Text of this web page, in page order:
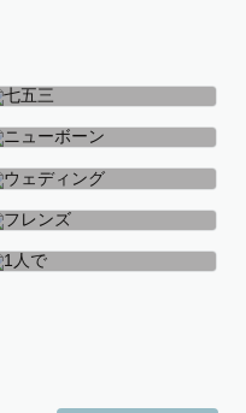
七五三
ニューボーン
ウェディング
フレンズ